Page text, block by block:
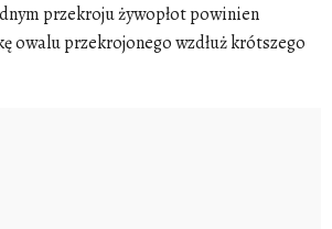
przekroju żywopłot powinien
owalu przekrojonego wzdłuż krótszego